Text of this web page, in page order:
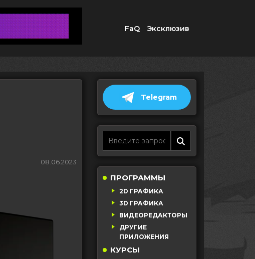
FaQ Эксклюзив
08.06.2023
Telegram
ПРОГРАММЫ
2D ГРАФИКА
3D ГРАФИКА
ВИДЕОРЕДАКТОРЫ
ДРУГИЕ
ПРИЛОЖЕНИЯ
КУРСЫ